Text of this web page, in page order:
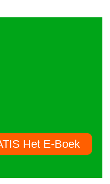
Het E-Boek